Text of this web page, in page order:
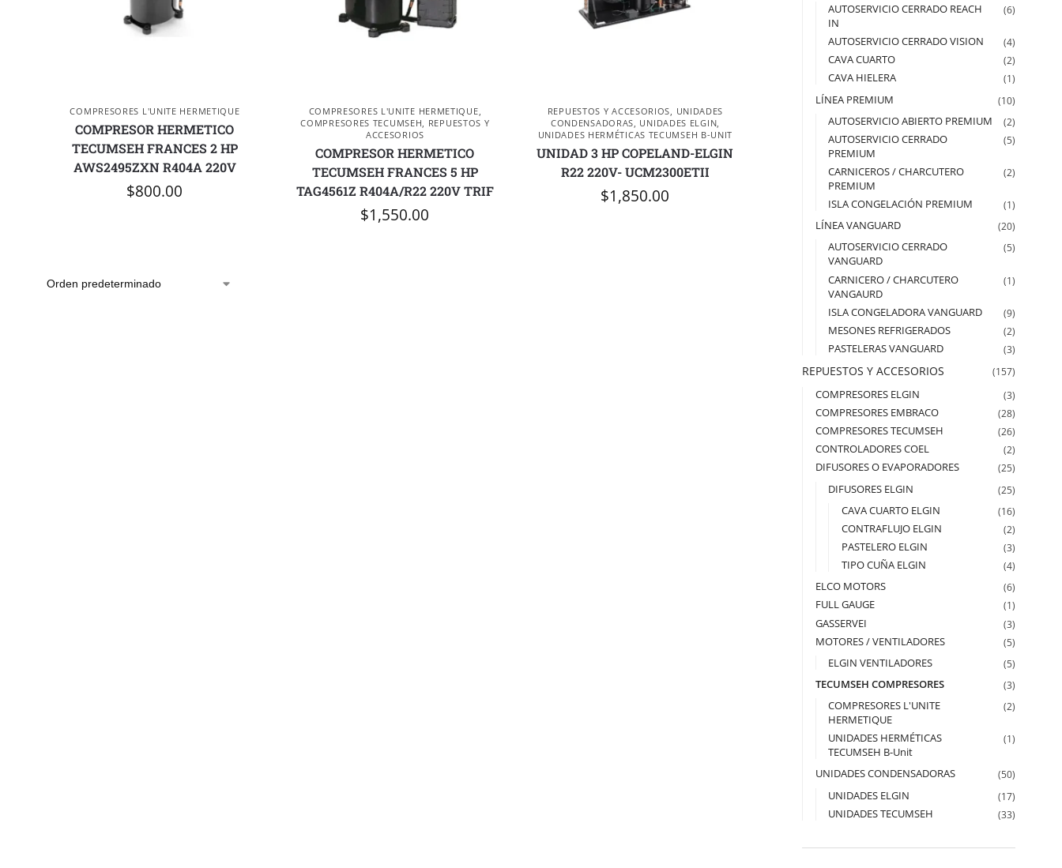
COMPRESORES L'UNITE HERMETIQUE
COMPRESOR HERMETICO
TECUMSEH FRANCES 2 HP
AWS2495ZXN R404A 220V
$800.00
COMPRESORES L'UNITE HERMETIQUE,
COMPRESORES TECUMSEH, REPUESTOS Y
ACCESORIOS
COMPRESOR HERMETICO
TECUMSEH FRANCES 5 HP
TAG4561Z R404A/R22 220V TRIF
$1,550.00
REPUESTOS Y ACCESORIOS, UNIDADES
CONDENSADORAS, UNIDADES ELGIN,
UNIDADES HERMÉTICAS TECUMSEH B-UNIT
UNIDAD 3 HP COPELAND-ELGIN
R22 220V- UCM2300ETII
$1,850.00
AUTOSERVICIO CERRADO REACH
IN
(6)
AUTOSERVICIO CERRADO VISION (4)
CAVA CUARTO (2)
CAVA HIELERA (1)
LÍNEA PREMIUM (10)
AUTOSERVICIO ABIERTO PREMIUM (2)
AUTOSERVICIO CERRADO
PREMIUM
(5)
CARNICEROS / CHARCUTERO
PREMIUM
(2)
ISLA CONGELACIÓN PREMIUM (1)
LÍNEA VANGUARD (20)
AUTOSERVICIO CERRADO
VANGUARD
(5)
CARNICERO / CHARCUTERO
VANGAURD
(1)
ISLA CONGELADORA VANGUARD (9)
MESONES REFRIGERADOS (2)
PASTELERAS VANGUARD (3)
REPUESTOS Y ACCESORIOS (157)
COMPRESORES ELGIN (3)
COMPRESORES EMBRACO (28)
COMPRESORES TECUMSEH (26)
CONTROLADORES COEL (2)
DIFUSORES O EVAPORADORES (25)
DIFUSORES ELGIN (25)
CAVA CUARTO ELGIN (16)
CONTRAFLUJO ELGIN (2)
PASTELERO ELGIN (3)
TIPO CUÑA ELGIN (4)
ELCO MOTORS (6)
FULL GAUGE (1)
GASSERVEI (3)
MOTORES / VENTILADORES (5)
ELGIN VENTILADORES (5)
TECUMSEH COMPRESORES (3)
COMPRESORES L'UNITE
HERMETIQUE
(2)
UNIDADES HERMÉTICAS
TECUMSEH B-Unit
(1)
UNIDADES CONDENSADORAS (50)
UNIDADES ELGIN (17)
UNIDADES TECUMSEH (33)